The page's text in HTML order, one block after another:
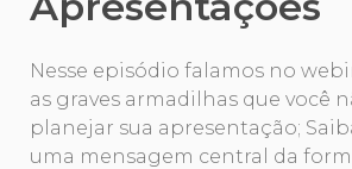
Nesse episódio falamos no
as graves armadilhas que você
planejar sua apresentação;
uma mensagem central da